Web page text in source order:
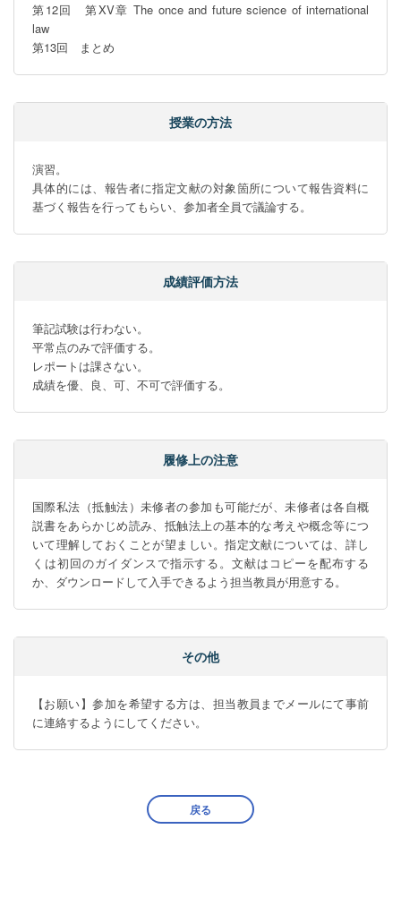
第12回　第XV章 The once and future science of international
law
第13回　まとめ
授業の方法
演習。
具体的には、報告者に指定文献の対象箇所について報告資料に
基づく報告を行ってもらい、参加者全員で議論する。
成績評価方法
筆記試験は行わない。
平常点のみで評価する。
レポートは課さない。
成績を優、良、可、不可で評価する。
履修上の注意
国際私法（抵触法）未修者の参加も可能だが、未修者は各自概
説書をあらかじめ読み、抵触法上の基本的な考えや概念等につ
いて理解しておくことが望ましい。指定文献については、詳し
くは初回のガイダンスで指示する。文献はコピーを配布する
か、ダウンロードして入手できるよう担当教員が用意する。
その他
【お願い】参加を希望する方は、担当教員までメールにて事前
に連絡するようにしてください。
戻る